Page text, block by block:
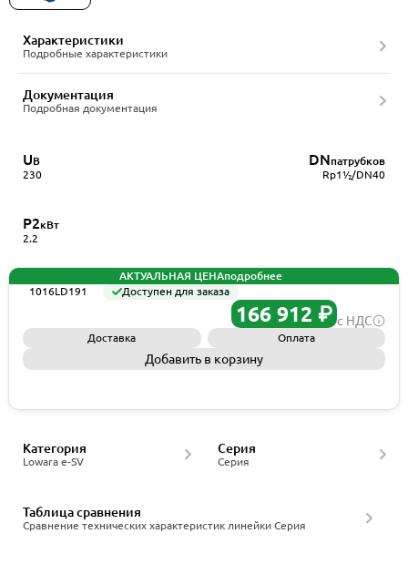
Характеристики
Подробные характеристики
Документация
Подробная документация
UВ
230
DNпатрубков
Rp1½/DN40
P2кВт
2.2
АКТУАЛЬНАЯ ЦЕНАподробнее
1016LD191
Доступен для заказа
166 912 ₽ с НДС
Доставка Оплата
Добавить в корзину
Lowara e-SV
Категория
Серия
Серия
Сравнение технических характеристик линейки Серия
Таблица сравнения